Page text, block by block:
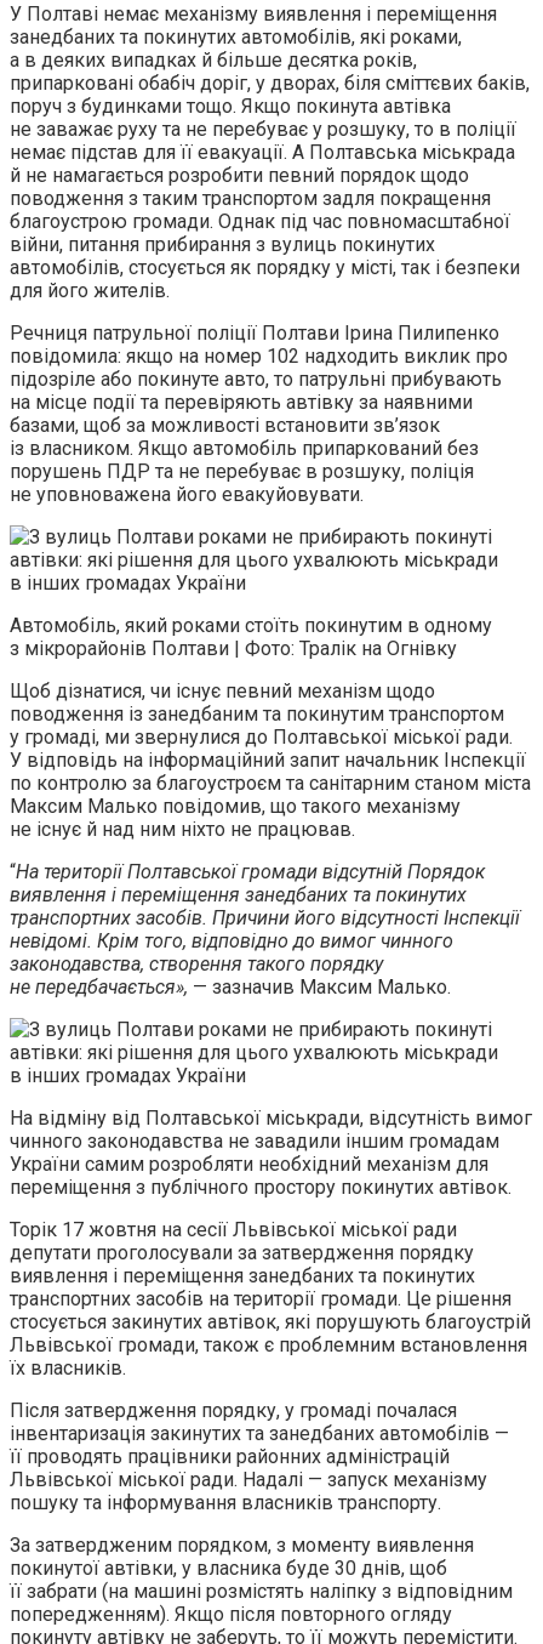
У Полтаві немає механізму виявлення і переміщення
занедбаних та покинутих автомобілів, які роками,
а в деяких випадках й більше десятка років,
припарковані обабіч доріг, у дворах, біля сміттєвих баків,
поруч з будинками тощо. Якщо покинута автівка
не заважає руху та не перебуває у розшуку, то в поліції
немає підстав для її евакуації. А Полтавська міськрада
й не намагається розробити певний порядок щодо
поводження з таким транспортом задля покращення
благоустрою громади. Однак під час повномасштабної
війни, питання прибирання з вулиць покинутих
автомобілів, стосується як порядку у місті, так і безпеки
для його жителів.
Речниця патрульної поліції Полтави Ірина Пилипенко
повідомила: якщо на номер 102 надходить виклик про
підозріле або покинуте авто, то патрульні прибувають
на місце події та перевіряють автівку за наявними
базами, щоб за можливості встановити зв’язок
із власником. Якщо автомобіль припаркований без
порушень ПДР та не перебуває в розшуку, поліція
не уповноважена його евакуйовувати.
Автомобіль, який роками стоїть покинутим в одному
з мікрорайонів Полтави | Фото: Тралік на Огнівку
Щоб дізнатися, чи існує певний механізм щодо
поводження із занедбаним та покинутим транспортом
у громаді, ми звернулися до Полтавської міської ради.
У відповідь на інформаційний запит начальник Інспекції
по контролю за благоустроєм та санітарним станом міста
Максим Малько повідомив, що такого механізму
не існує й над ним ніхто не працював.
“На території Полтавської громади відсутній Порядок
виявлення і переміщення занедбаних та покинутих
транспортних засобів. Причини його відсутності Інспекції
невідомі. Крім того, відповідно до вимог чинного
законодавства, створення такого порядку
не передбачається», — зазначив Максим Малько.
На відміну від Полтавської міськради, відсутність вимог
чинного законодавства не завадили іншим громадам
України самим розробляти необхідний механізм для
переміщення з публічного простору покинутих автівок.
Торік 17 жовтня на сесії Львівської міської ради
депутати проголосували за затвердження порядку
виявлення і переміщення занедбаних та покинутих
транспортних засобів на території громади. Це рішення
стосується закинутих автівок, які порушують благоустрій
Львівської громади, також є проблемним встановлення
їх власників.
Після затвердження порядку, у громаді почалася
інвентаризація закинутих та занедбаних автомобілів —
її проводять працівники районних адміністрацій
Львівської міської ради. Надалі — запуск механізму
пошуку та інформування власників транспорту.
За затвердженим порядком, з моменту виявлення
покинутої автівки, у власника буде 30 днів, щоб
її забрати (на машині розмістять наліпку з відповідним
попередженням). Якщо після повторного огляду
покинуту автівку не заберуть, то її можуть перемістити.